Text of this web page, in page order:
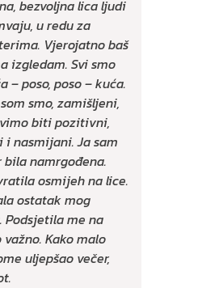
bezvoljna lica ljudi
u redu za
Vjerojatno baš
izgledam. Svi smo
– poso, poso – kuća.
smo, zamišljeni,
biti pozitivni,
i nasmijani. Ja sam
namrgođena.
osmijeh na lice.
ostatak mog
me na
Kako malo
uljepšao večer,